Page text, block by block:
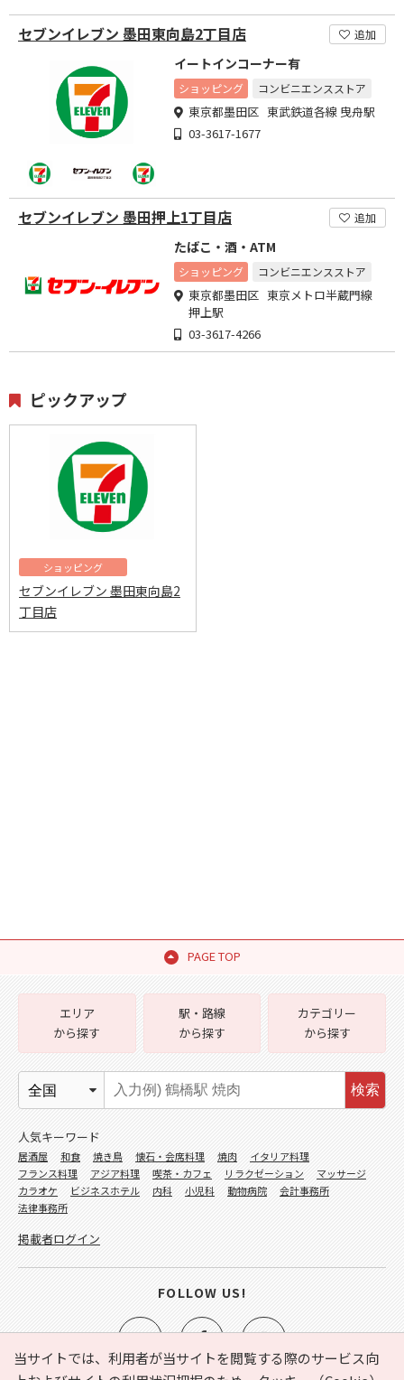
セブンイレブン 墨田東向島2丁目店 追加
イートインコーナー有
ショッピング コンビニエンスストア
東京都墨田区 東武鉄道各線 曳舟駅
03-3617-1677
セブンイレブン 墨田押上1丁目店 追加
たばこ・酒・ATM
ショッピング コンビニエンスストア
東京都墨田区 東京メトロ半蔵門線
押上駅
03-3617-4266
ピックアップ
ショッピング
セブンイレブン 墨田東向島2
丁目店
PAGE TOP
当サイトでは、利用者が当サイトを閲覧する際のサービス向
エリア
から探す
駅・路線
から探す
カテゴリー
から探す
検索
人気キーワード
居酒屋 和食 焼き鳥 懐石・会席料理 焼肉
イタリア料理
フランス料理
アジア料理 喫茶・カフェ リラクゼーション
マッサージ
カラオケ
ビジネスホテル 内科 小児科 動物病院
会計事務所
法律事務所
掲載者ログイン
FOLLOW US!